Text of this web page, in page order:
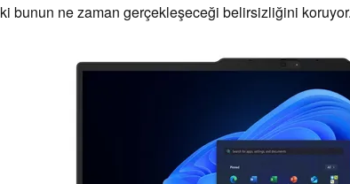
ki bunun ne zaman gerçekleşeceği belirsizliğini koruyor.